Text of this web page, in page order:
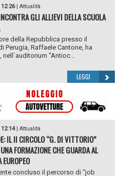
| Attualità
GLI ALLIEVI DELLA SCUOLA
della Repubblica presso il
Perugia, Raffaele Cantone, ha
nell`auditorium "Antioc...
LEGGI
| Attualità
IL II CIRCOLO “G. DI VITTORIO”
FORMAZIONE CHE GUARDA AL
EUROPEO
concluso il percorso di “job